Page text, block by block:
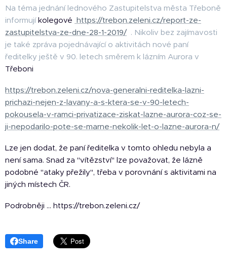
Na téma jednání lednového Zastupitelstva města Třeboně
informujíkolegové https://trebon.zeleni.cz/report-ze-
zastupitelstva-ze-dne-28-1-2019/. Nikoliv bez zajímavosti
je také zpráva pojednávající o aktivitách nové paní
ředitelky ještě v 90. letech směrem k lázním Aurora v
Třeboni
https://trebon.zeleni.cz/nova-generalni-reditelka-lazni-
prichazi-nejen-z-lavany-a-s-ktera-se-v-90-letech-
pokousela-v-ramci-privatizace-ziskat-lazne-aurora-coz-se-
ji-nepodarilo-pote-se-marne-nekolik-let-o-lazne-aurora-n/
Lze jen dodat, že paní ředitelka v tomto ohledu nebyla a
není sama. Snad za "vítězství" lze považovat, že lázně
podobné "ataky přežily", třeba v porovnání s aktivitami na
jiných místech ČR.
Podrobněji … https://trebon.zeleni.cz/
Share